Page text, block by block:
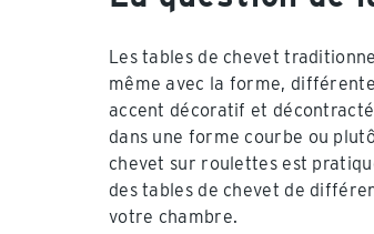
Les tables de chevet
même avec la forme,
accent décoratif et
dans une forme courbe ou
chevet sur roulettes est
des tables de chevet de
votre chambre.